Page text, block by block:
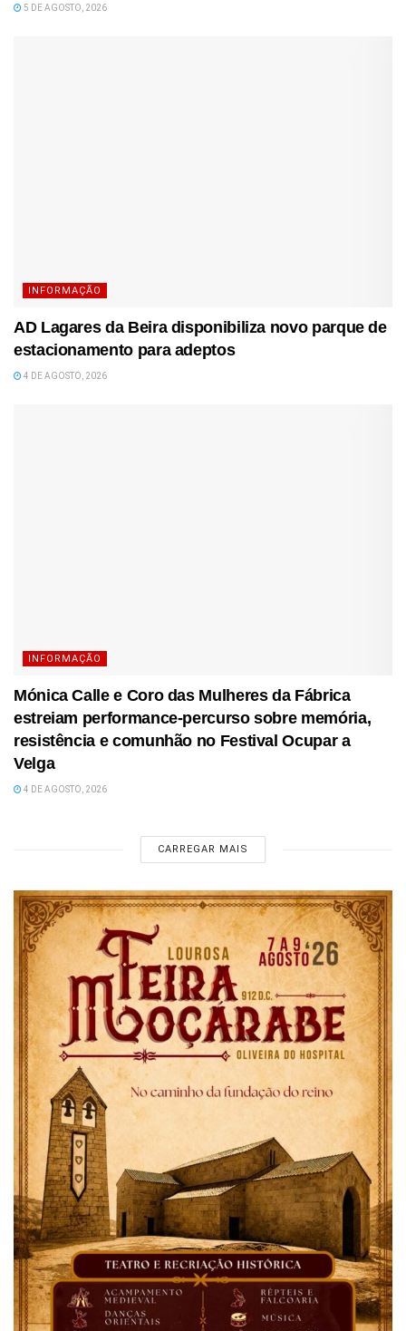
5 DE AGOSTO, 2026
INFORMAÇÃO
AD Lagares da Beira disponibiliza novo parque de
estacionamento para adeptos
4 DE AGOSTO, 2026
INFORMAÇÃO
Mónica Calle e Coro das Mulheres da Fábrica
estreiam performance-percurso sobre memória,
resistência e comunhão no Festival Ocupar a
Velga
4 DE AGOSTO, 2026
CARREGAR MAIS